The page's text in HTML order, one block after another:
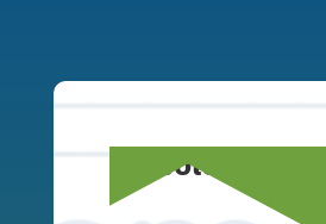
Boletín